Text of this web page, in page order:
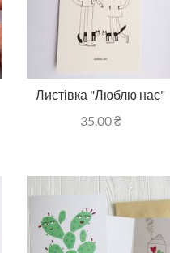
Листівка "Люблю нас"
35,00₴